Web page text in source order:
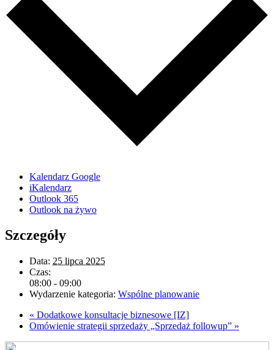
Kalendarz Google
iKalendarz
Outlook 365
Outlook na żywo
Szczegóły
Data: 25 lipca 2025
Czas:
08:00 - 09:00
Wydarzenie kategoria: Wspólne planowanie
« Dodatkowe konsultacje biznesowe [IZ]
Omówienie strategii sprzedaży „Sprzedaż followup” »